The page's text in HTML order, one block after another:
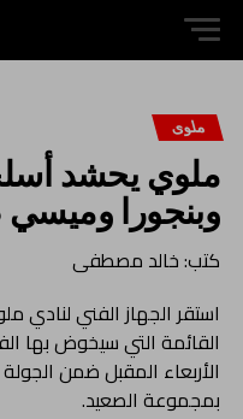
ملوى
ملوي يحشد
وبنجورا
كتب: خالد مصطفى
استقر الجهاز الفني
القائمة التي سيخوض بها
بمجموعة الصعيد.